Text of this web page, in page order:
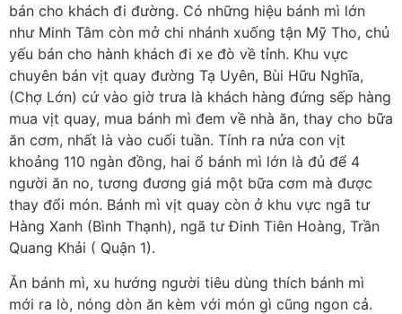
bán cho khách đi đường. Có những hiệu bánh mì lớn
như Minh Tâm còn mở chi nhánh xuống tận Mỹ Tho, chủ
yếu bán cho hành khách đi xe đò về tỉnh. Khu vực
chuyên bán vịt quay đường Tạ Uyên, Bùi Hữu Nghĩa,
(Chợ Lớn) cứ vào giờ trưa là khách hàng đứng sếp hàng
mua vịt quay, mua bánh mì đem về nhà ăn, thay cho bữa
ăn cơm, nhất là vào cuối tuần. Tính ra nửa con vịt
khoảng 110 ngàn đồng, hai ổ bánh mì lớn là đủ để 4
người ăn no, tương đương giá một bữa cơm mà được
thay đổi món. Bánh mì vịt quay còn ở khu vực ngã tư
Hàng Xanh (Bình Thạnh), ngã tư Đinh Tiên Hoàng, Trần
Quang Khải ( Quận 1).
Ăn bánh mì, xu hướng người tiêu dùng thích bánh mì
mới ra lò, nóng dòn ăn kèm với món gì cũng ngon cả.